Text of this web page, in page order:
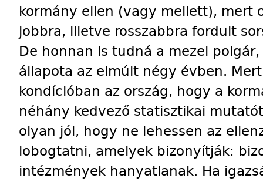
kormány ellen (vagy mellett), mert
jobbra, illetve rosszabbra fordult
De honnan is tudná a mezei
állapota az elmúlt négy évben.
kondícióban az ország, hogy a
néhány kedvező statisztikai
olyan jól, hogy ne lehessen az
lobogtatni, amelyek bizonyítják:
intézmények hanyatlanak. Ha